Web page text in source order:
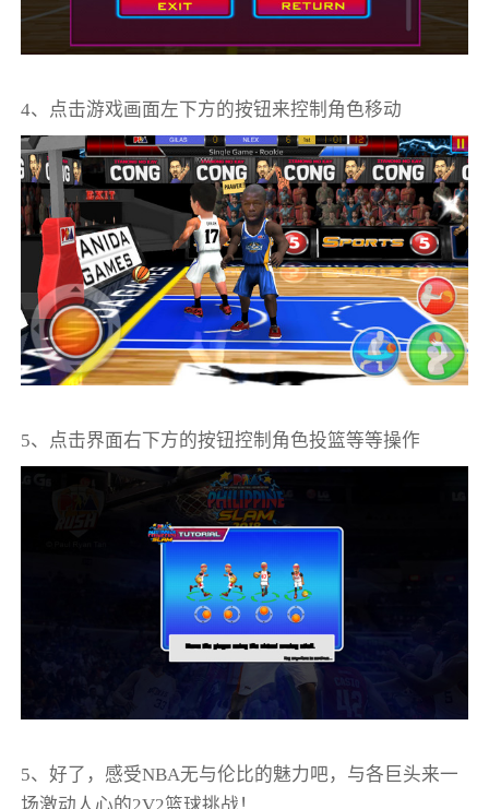
4、点击游戏画面左下方的按钮来控制角色移动
5、点击界面右下方的按钮控制角色投篮等等操作
5、好了，感受NBA无与伦比的魅力吧，与各巨头来一